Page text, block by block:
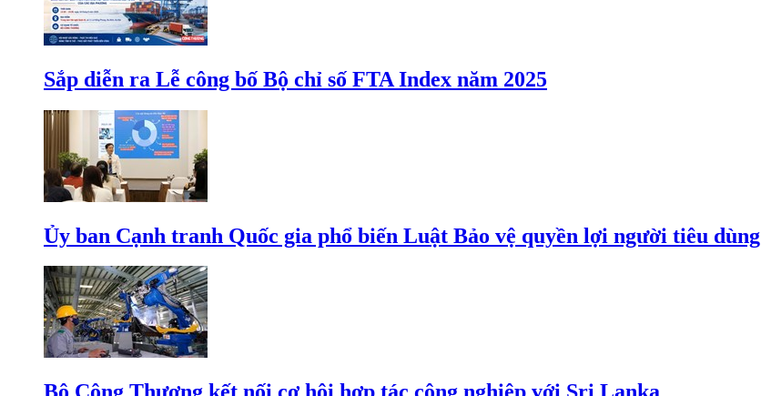
Sắp diễn ra Lễ công bố Bộ chỉ số FTA Index năm 2025
Ủy ban Cạnh tranh Quốc gia phổ biến Luật Bảo vệ quyền lợi người tiêu dùng